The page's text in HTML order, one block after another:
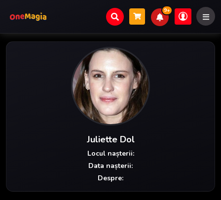
9+
Juliette Dol
Locul nașterii:
Data nașterii:
Despre: